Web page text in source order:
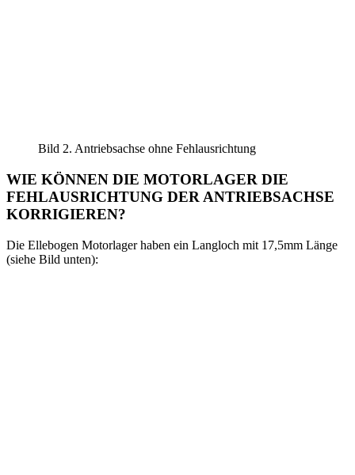
Bild 2. Antriebsachse ohne Fehlausrichtung
WIE KÖNNEN DIE MOTORLAGER DIE
FEHLAUSRICHTUNG DER ANTRIEBSACHSE
KORRIGIEREN?
Die Ellebogen Motorlager haben ein Langloch mit 17,5mm Länge
(siehe Bild unten):